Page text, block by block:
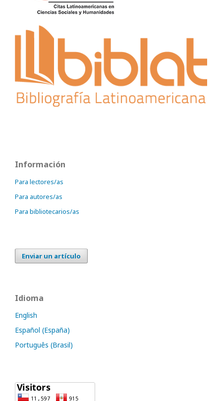
Información
Para lectores/as
Para autores/as
Para bibliotecarios/as
Enviar un artículo
Idioma
English
Español (España)
Português (Brasil)